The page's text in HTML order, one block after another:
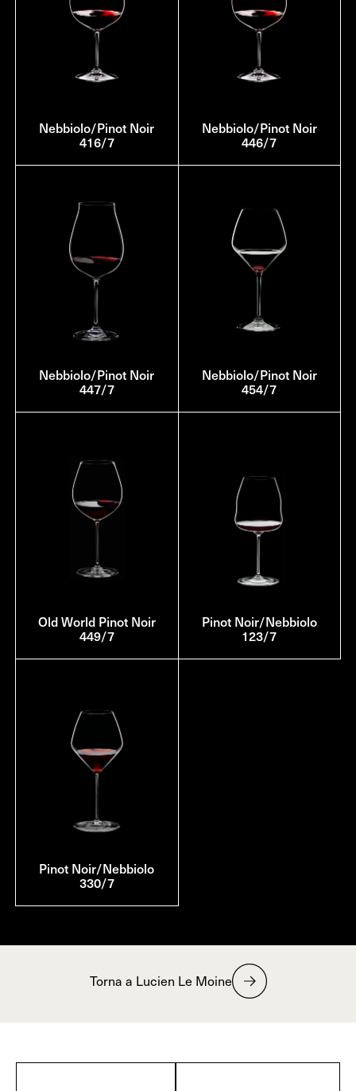
Nebbiolo/Pinot Noir
416/7
Nebbiolo/Pinot Noir
446/7
Nebbiolo/Pinot Noir
447/7
Nebbiolo/Pinot Noir
454/7
Old World Pinot Noir
449/7
Pinot Noir/Nebbiolo
123/7
Pinot Noir/Nebbiolo
330/7
Torna a Lucien Le Moine